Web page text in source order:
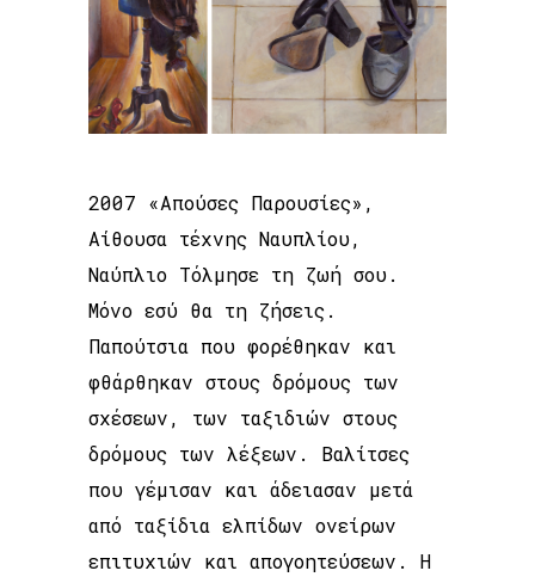
2007 «Απούσες Παρουσίες»,
Αίθουσα τέχνης Ναυπλίου,
Ναύπλιο Τόλμησε τη ζωή σου.
Μόνο εσύ θα τη ζήσεις.
Παπούτσια που φορέθηκαν και
φθάρθηκαν στους δρόμους των
σχέσεων, των ταξιδιών στους
δρόμους των λέξεων. Βαλίτσες
που γέμισαν και άδειασαν μετά
από ταξίδια ελπίδων ονείρων
επιτυχιών και απογοητεύσεων. Η